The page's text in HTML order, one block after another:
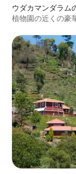
ウダカマンダラム
植物園の近くの豪